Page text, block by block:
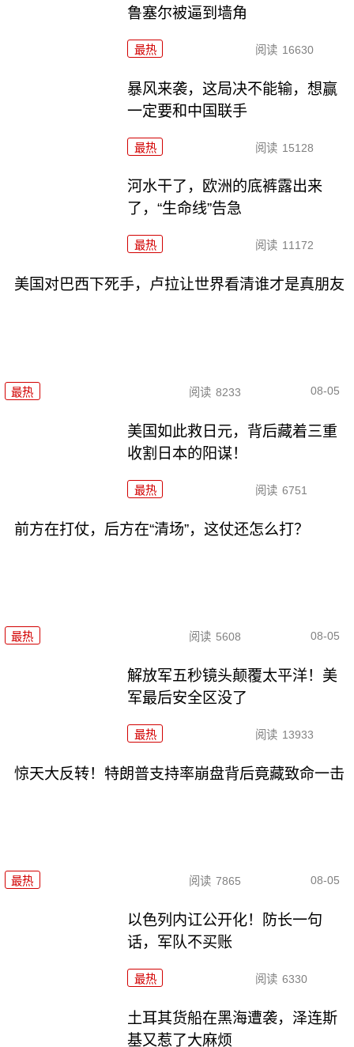
鲁塞尔被逼到墙角
最热 阅读 16630
暴风来袭，这局决不能输，想赢
一定要和中国联手
最热 阅读 15128
河水干了，欧洲的底裤露出来
了，“生命线”告急
最热 阅读 11172
美国对巴西下死手，卢拉让世界看清谁才是真朋友
最热 阅读 8233 08-05
美国如此救日元，背后藏着三重
收割日本的阳谋！
最热 阅读 6751
前方在打仗，后方在“清场”，这仗还怎么打？
最热 阅读 5608 08-05
解放军五秒镜头颠覆太平洋！美
军最后安全区没了
最热 阅读 13933
惊天大反转！特朗普支持率崩盘背后竟藏致命一击
最热 阅读 7865 08-05
以色列内讧公开化！防长一句
话，军队不买账
最热 阅读 6330
土耳其货船在黑海遭袭，泽连斯
基又惹了大麻烦